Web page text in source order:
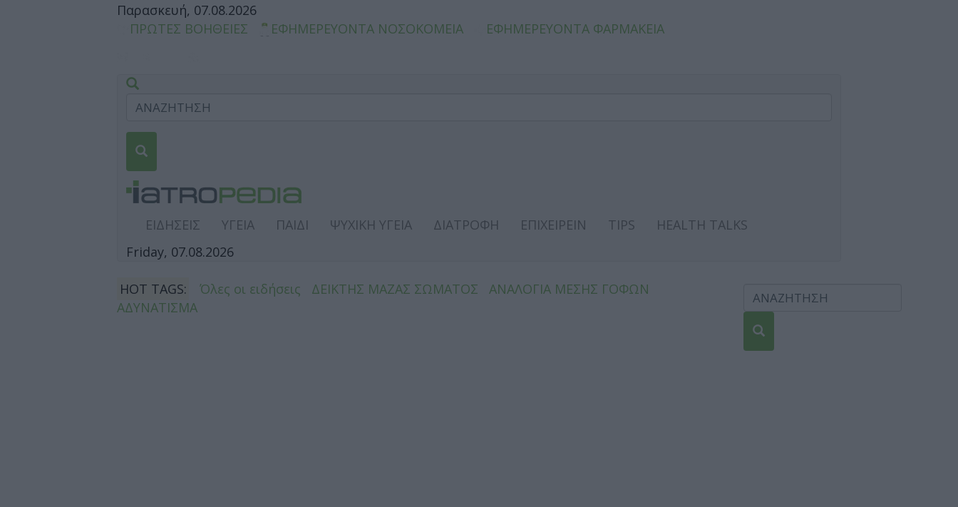
Παρασκευή, 07.08.2026
ΠΡΩΤΕΣ ΒΟΗΘΕΙΕΣ
ΕΦΗΜΕΡΕΥΟΝΤΑ ΝΟΣΟΚΟΜΕΙΑ ΕΦΗΜΕΡΕΥΟΝΤΑ ΦΑΡΜΑΚΕΙΑ
ΕΙΔΗΣΕΙΣ ΥΓΕΙΑ ΠΑΙΔΙ ΨΥΧΙΚΗ ΥΓΕΙΑ ΔΙΑΤΡΟΦΗ ΕΠΙΧΕΙΡΕΙΝ TIPS
HEALTH TALKS
Friday, 07.08.2026
HOT TAGS: Όλες οι ειδήσεις ΔΕΙΚΤΗΣ ΜΑΖΑΣ ΣΩΜΑΤΟΣ
ΑΝΑΛΟΓΙΑ ΜΕΣΗΣ ΓΟΦΩΝ
ΑΔΥΝΑΤΙΣΜΑ